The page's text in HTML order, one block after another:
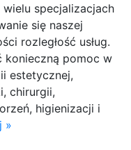
specjalizacjach
się naszej
rozległość usług.
konieczną pomoc w
estetycznej,
chirurgii,
higienizacji i
»